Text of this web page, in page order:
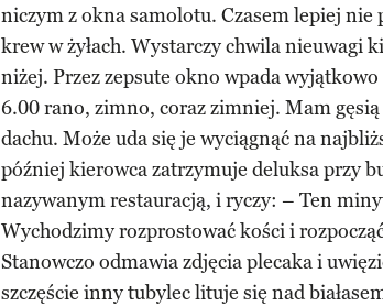
niczym z okna samolotu. Czasem lepiej nie
krew w żyłach. Wystarczy chwila nieuwagi
niżej. Przez zepsute okno wpada
6.00 rano, zimno, coraz zimniej. Mam
dachu. Może uda się je wyciągnąć na
później kierowca zatrzymuje deluksa przy
nazywanym restauracją, i ryczy: – Ten
Wychodzimy rozprostować kości i
Stanowczo odmawia zdjęcia plecaka i
szczęście inny tubylec lituje się nad